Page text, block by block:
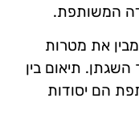
המשותפת.
את מטרות
תיאום בין
הם יסודות